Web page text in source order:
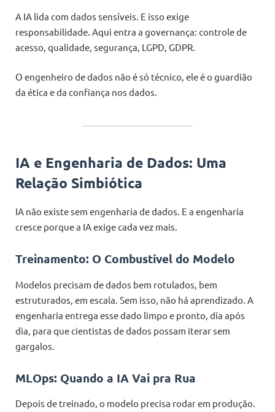
A IA lida com dados sensíveis. E isso exige
responsabilidade. Aqui entra a governança: controle de
acesso, qualidade, segurança, LGPD, GDPR.
O engenheiro de dados não é só técnico, ele é o guardião
da ética e da confiança nos dados.
IA e Engenharia de Dados: Uma
Relação Simbiótica
IA não existe sem engenharia de dados. E a engenharia
cresce porque a IA exige cada vez mais.
Treinamento: O Combustível do Modelo
Modelos precisam de dados bem rotulados, bem
estruturados, em escala. Sem isso, não há aprendizado. A
engenharia entrega esse dado limpo e pronto, dia após
dia, para que cientistas de dados possam iterar sem
gargalos.
MLOps: Quando a IA Vai pra Rua
Depois de treinado, o modelo precisa rodar em produção.